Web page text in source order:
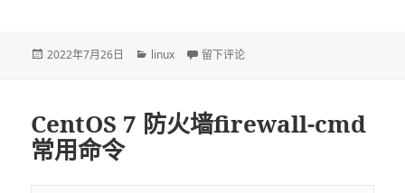
发
2022年7月26日
分
linux 于【转】Linux Ubuntu 查找文件命令
留下评论
CentOS 7 防火墙firewall-cmd
常用命令